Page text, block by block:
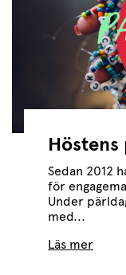
Höstens
Sedan 2012
för
Under
med...
Läs mer